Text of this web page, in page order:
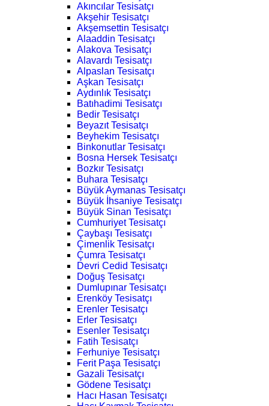
Akıncılar Tesisatçı
Akşehir Tesisatçı
Akşemsettin Tesisatçı
Alaaddin Tesisatçı
Alakova Tesisatçı
Alavardı Tesisatçı
Alpaslan Tesisatçı
Aşkan Tesisatçı
Aydınlık Tesisatçı
Batıhadimi Tesisatçı
Bedir Tesisatçı
Beyazıt Tesisatçı
Beyhekim Tesisatçı
Binkonutlar Tesisatçı
Bosna Hersek Tesisatçı
Bozkır Tesisatçı
Buhara Tesisatçı
Büyük Aymanas Tesisatçı
Büyük İhsaniye Tesisatçı
Büyük Sinan Tesisatçı
Cumhuriyet Tesisatçı
Çaybaşı Tesisatçı
Çimenlik Tesisatçı
Çumra Tesisatçı
Devri Cedid Tesisatçı
Doğuş Tesisatçı
Dumlupınar Tesisatçı
Erenköy Tesisatçı
Erenler Tesisatçı
Erler Tesisatçı
Esenler Tesisatçı
Fatih Tesisatçı
Ferhuniye Tesisatçı
Ferit Paşa Tesisatçı
Gazali Tesisatçı
Gödene Tesisatçı
Hacı Hasan Tesisatçı